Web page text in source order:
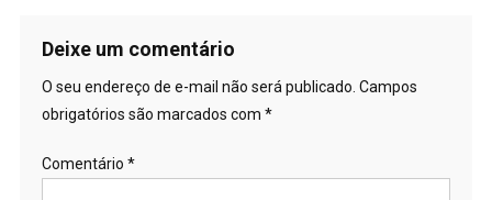
Deixe um comentário
O seu endereço de e-mail não será publicado. Campos
obrigatórios são marcados com *
Comentário *